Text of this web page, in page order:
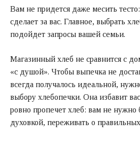
Вам не придется даже месить
сделает за вас. Главное, выбрать
подойдет запросы вашей семьи.
Магазинный хлеб не сравнится с
«с душой». Чтобы выпечка не
всегда получалось идеальной,
выбору хлебопечки. Она избавит
ровно пропечет хлеб: вам не нужно
духовкой, переживать о